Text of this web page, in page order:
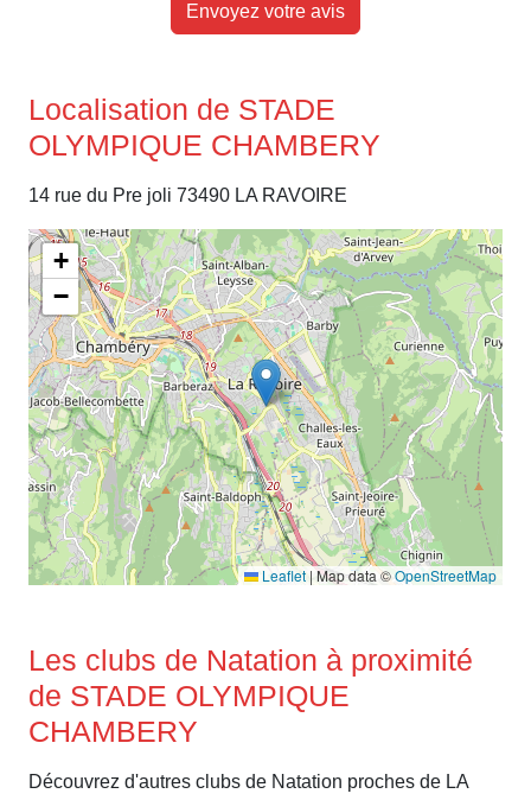
Envoyez votre avis
Localisation de STADE
OLYMPIQUE CHAMBERY
14 rue du Pre joli 73490 LA RAVOIRE
+
−
Leaflet |Map data ©OpenStreetMap
Les clubs de Natation à proximité
de STADE OLYMPIQUE
CHAMBERY
Découvrez d'autres clubs de Natation proches de LA